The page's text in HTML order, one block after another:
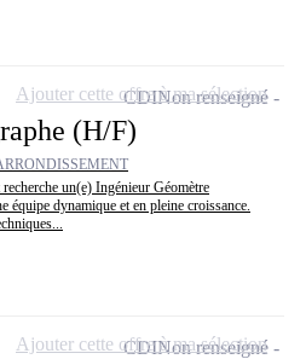
(H/F)
un(e) Ingénieur Géomètre
dynamique et en pleine croissance.
CDINon renseigné
Ajouter cette offre à ma sélection
CDINon renseigné
Ajouter cette offre à ma sélection